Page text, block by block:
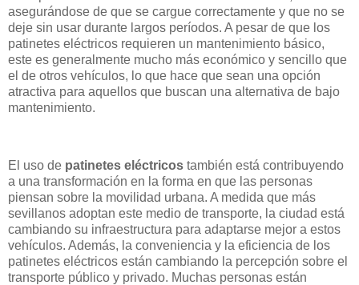
asegurándose de que se cargue correctamente y que no se
deje sin usar durante largos períodos. A pesar de que los
patinetes eléctricos requieren un mantenimiento básico,
este es generalmente mucho más económico y sencillo que
el de otros vehículos, lo que hace que sean una opción
atractiva para aquellos que buscan una alternativa de bajo
mantenimiento.
El uso de patinetes eléctricos también está contribuyendo
a una transformación en la forma en que las personas
piensan sobre la movilidad urbana. A medida que más
sevillanos adoptan este medio de transporte, la ciudad está
cambiando su infraestructura para adaptarse mejor a estos
vehículos. Además, la conveniencia y la eficiencia de los
patinetes eléctricos están cambiando la percepción sobre el
transporte público y privado. Muchas personas están